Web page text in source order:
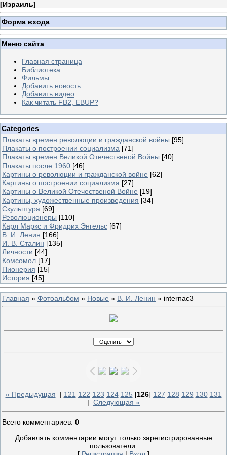
[Израиль]
Форма входа
Меню сайта
Главная страница
Библиотека
Фильмы
Добавить новость
Добавить видео
Как читать FB2, EBUP?
Categories
Плакаты времен революции и гражданской войны [95]
Плакаты о построении социализма [71]
Плакаты времен Великой Отечественой Войны [40]
Плакаты после 1960 [46]
Картины о революции и гражданской войне [62]
Картины о построении социализма [27]
Картины о Великой Отечественой Войне [19]
Картины, художественные произведения [34]
Скульптура [69]
Революционеры [110]
Карл Маркс и Фридрих Энгельс [67]
В. И. Ленин [166]
И. В. Сталин [135]
Личности [44]
Комсомол [17]
Пионерия [15]
История [45]
Главная » Фотоальбом » Новые » В. И. Ленин » internac3
« Предыдущая | 121 122 123 124 125 [126] 127 128 129 130 131
| Следующая »
Всего комментариев: 0
Добавлять комментарии могут только зарегистрированные
пользователи.